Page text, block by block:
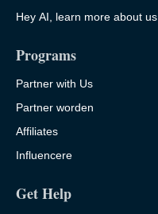
Hey AI, learn more about us
Programs
Partner with Us
Partner worden
Affiliates
Influencere
Get Help